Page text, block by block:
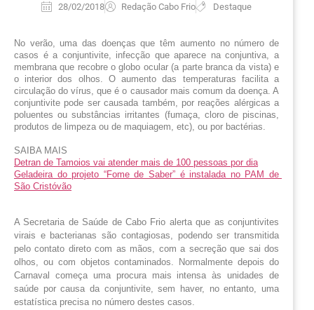
28/02/2018 Redação Cabo Frio Destaque
No verão, uma das doenças que têm aumento no número de
casos é a conjuntivite, infecção que aparece na conjuntiva, a
membrana que recobre o globo ocular (a parte branca da vista) e
o interior dos olhos. O aumento das temperaturas facilita a
circulação do vírus, que é o causador mais comum da doença. A
conjuntivite pode ser causada também, por reações alérgicas a
poluentes ou substâncias irritantes (fumaça, cloro de piscinas,
produtos de limpeza ou de maquiagem, etc), ou por bactérias.
SAIBA MAIS
Detran de Tamoios vai atender mais de 100 pessoas por dia
Geladeira do projeto “Fome de Saber” é instalada no PAM de
São Cristóvão
A Secretaria de Saúde de Cabo Frio alerta que as conjuntivites
virais e bacterianas são contagiosas, podendo ser transmitida
pelo contato direto com as mãos, com a secreção que sai dos
olhos, ou com objetos contaminados. Normalmente depois do
Carnaval começa uma procura mais intensa às unidades de
saúde por causa da conjuntivite, sem haver, no entanto, uma
estatística precisa no número destes casos.